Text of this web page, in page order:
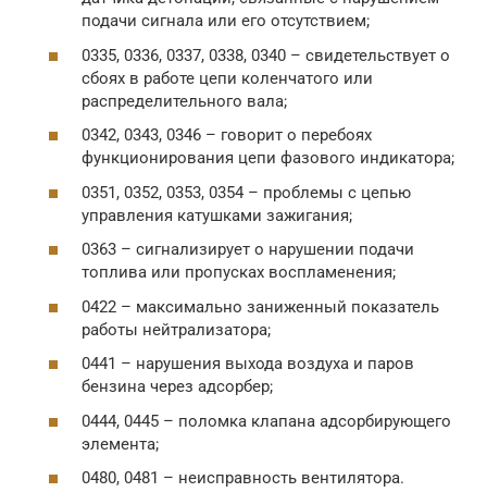
подачи сигнала или его отсутствием;
0335, 0336, 0337, 0338, 0340 – свидетельствует о
сбоях в работе цепи коленчатого или
распределительного вала;
0342, 0343, 0346 – говорит о перебоях
функционирования цепи фазового индикатора;
0351, 0352, 0353, 0354 – проблемы с цепью
управления катушками зажигания;
0363 – сигнализирует о нарушении подачи
топлива или пропусках воспламенения;
0422 – максимально заниженный показатель
работы нейтрализатора;
0441 – нарушения выхода воздуха и паров
бензина через адсорбер;
0444, 0445 – поломка клапана адсорбирующего
элемента;
0480, 0481 – неисправность вентилятора.